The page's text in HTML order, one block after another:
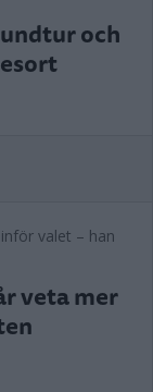
och
veta mer